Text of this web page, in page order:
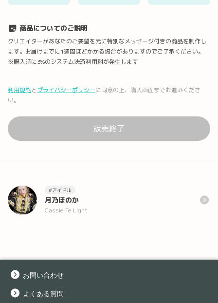
商品についてのご説明
クリエイターがあなたのご要望を元に特別なメッセージ付きの商品を制作し
ます。お届けまでに1週間ほどかかる場合がありますのでご了承ください。
※購入時に3%のシステム決済利用料が発生します
利用規約とプライバシーポリシーに同意の上、購入画面までお進みくださ
い。
販売終了
#アイドル
月乃ほのか
Cassie Te Light
お問い合わせ
よくある質問